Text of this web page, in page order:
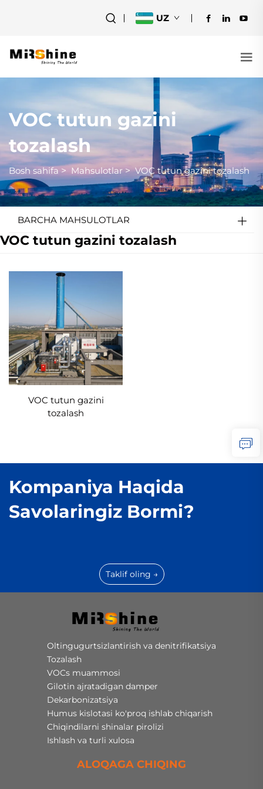
UZ
VOC tutun gazini
tozalash
Bosh sahifa> Mahsulotlar>VOC tutun gazini tozalash
BARCHA MAHSULOTLAR
VOC tutun gazini tozalash
VOC tutun gazini
tozalash
Kompaniya Haqida
Savolaringiz Bormi?
Taklif oling →
Oltingugurtsizlantirish va denitrifikatsiya
Tozalash
VOCs muammosi
Gilotin ajratadigan damper
Dekarbonizatsiya
Humus kislotasi ko'proq ishlab chiqarish
Chiqindilarni shinalar pirolizi
Ishlash va turli xulosa
ALOQAGA CHIQING